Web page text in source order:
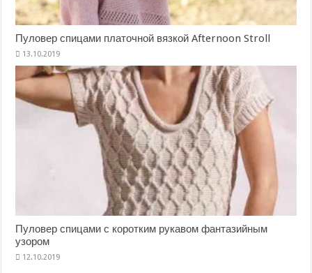
Пуловер спицами платочной вязкой Afternoon Stroll
Пуловер спицами с коротким рукавом фантазийным
узором